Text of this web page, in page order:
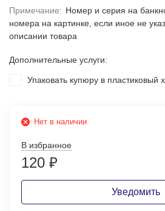
Примечание: Номер и серия на
номера на картинке, если иное не
описании товара
Дополнительные услуги:
Упаковать купюру в пластиковый
Нет в наличии
В избранное
120 ₽
Уведомить